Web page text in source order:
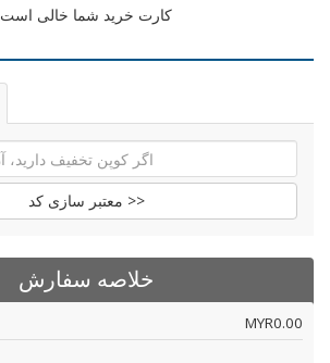
کارت خرید شما خالی است
معتبر سازی کد >>
خلاصه سفارش
MYR0.00